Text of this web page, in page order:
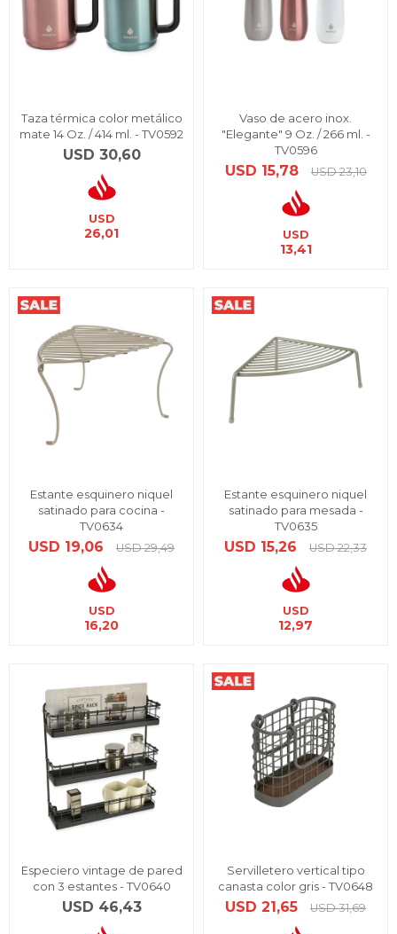
Taza térmica color metálico
mate 14 Oz. / 414 ml. - TV0592
USD 30,60
USD
26,01
Vaso de acero inox.
"Elegante" 9 Oz. / 266 ml. -
TV0596
USD 15,78 USD 23,10
USD
13,41
Estante esquinero niquel
satinado para cocina -
TV0634
USD 19,06 USD 29,49
USD
16,20
Estante esquinero niquel
satinado para mesada -
TV0635
USD 15,26 USD 22,33
USD
12,97
Especiero vintage de pared
con 3 estantes - TV0640
USD 46,43
Servilletero vertical tipo
canasta color gris - TV0648
USD 21,65 USD 31,69